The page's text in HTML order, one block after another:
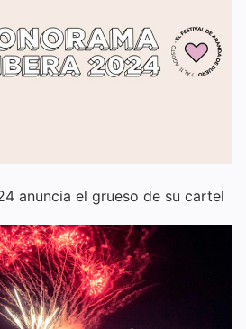
anuncia el grueso de su cartel